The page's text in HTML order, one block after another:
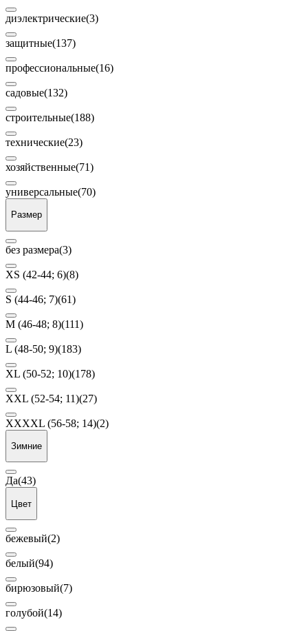
диэлектрические(3)
защитные(137)
профессиональные(16)
садовые(132)
строительные(188)
технические(23)
хозяйственные(71)
универсальные(70)
Размер
без размера(3)
XS (42-44; 6)(8)
S (44-46; 7)(61)
М (46-48; 8)(111)
L (48-50; 9)(183)
XL (50-52; 10)(178)
XXL (52-54; 11)(27)
XXXXL (56-58; 14)(2)
Зимние
Да(43)
Цвет
бежевый(2)
белый(94)
бирюзовый(7)
голубой(14)